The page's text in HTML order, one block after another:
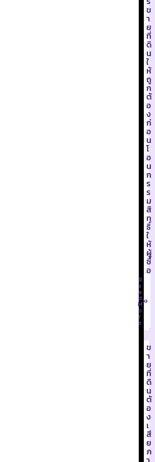
ข
า
ย
ที่
ดิ
น
ใ
ห้
ถู
ก
ต้
อ
ง
ก่
อ
น
โ
อ
น
ก
ร
ร
ม
สิ
ท
ธิ์
ใ
ห้
ผู้
ซื้
อ
R
e
a
d
M
o
r
e
ข
า
ย
ที่
ดิ
น
ต้
อ
ง
เ
สี
ย
ภ